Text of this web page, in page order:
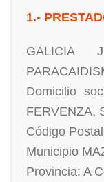
1.-
GALICIA
Domicilio
FERVENZA,
Código
Municipio
Provincia: A